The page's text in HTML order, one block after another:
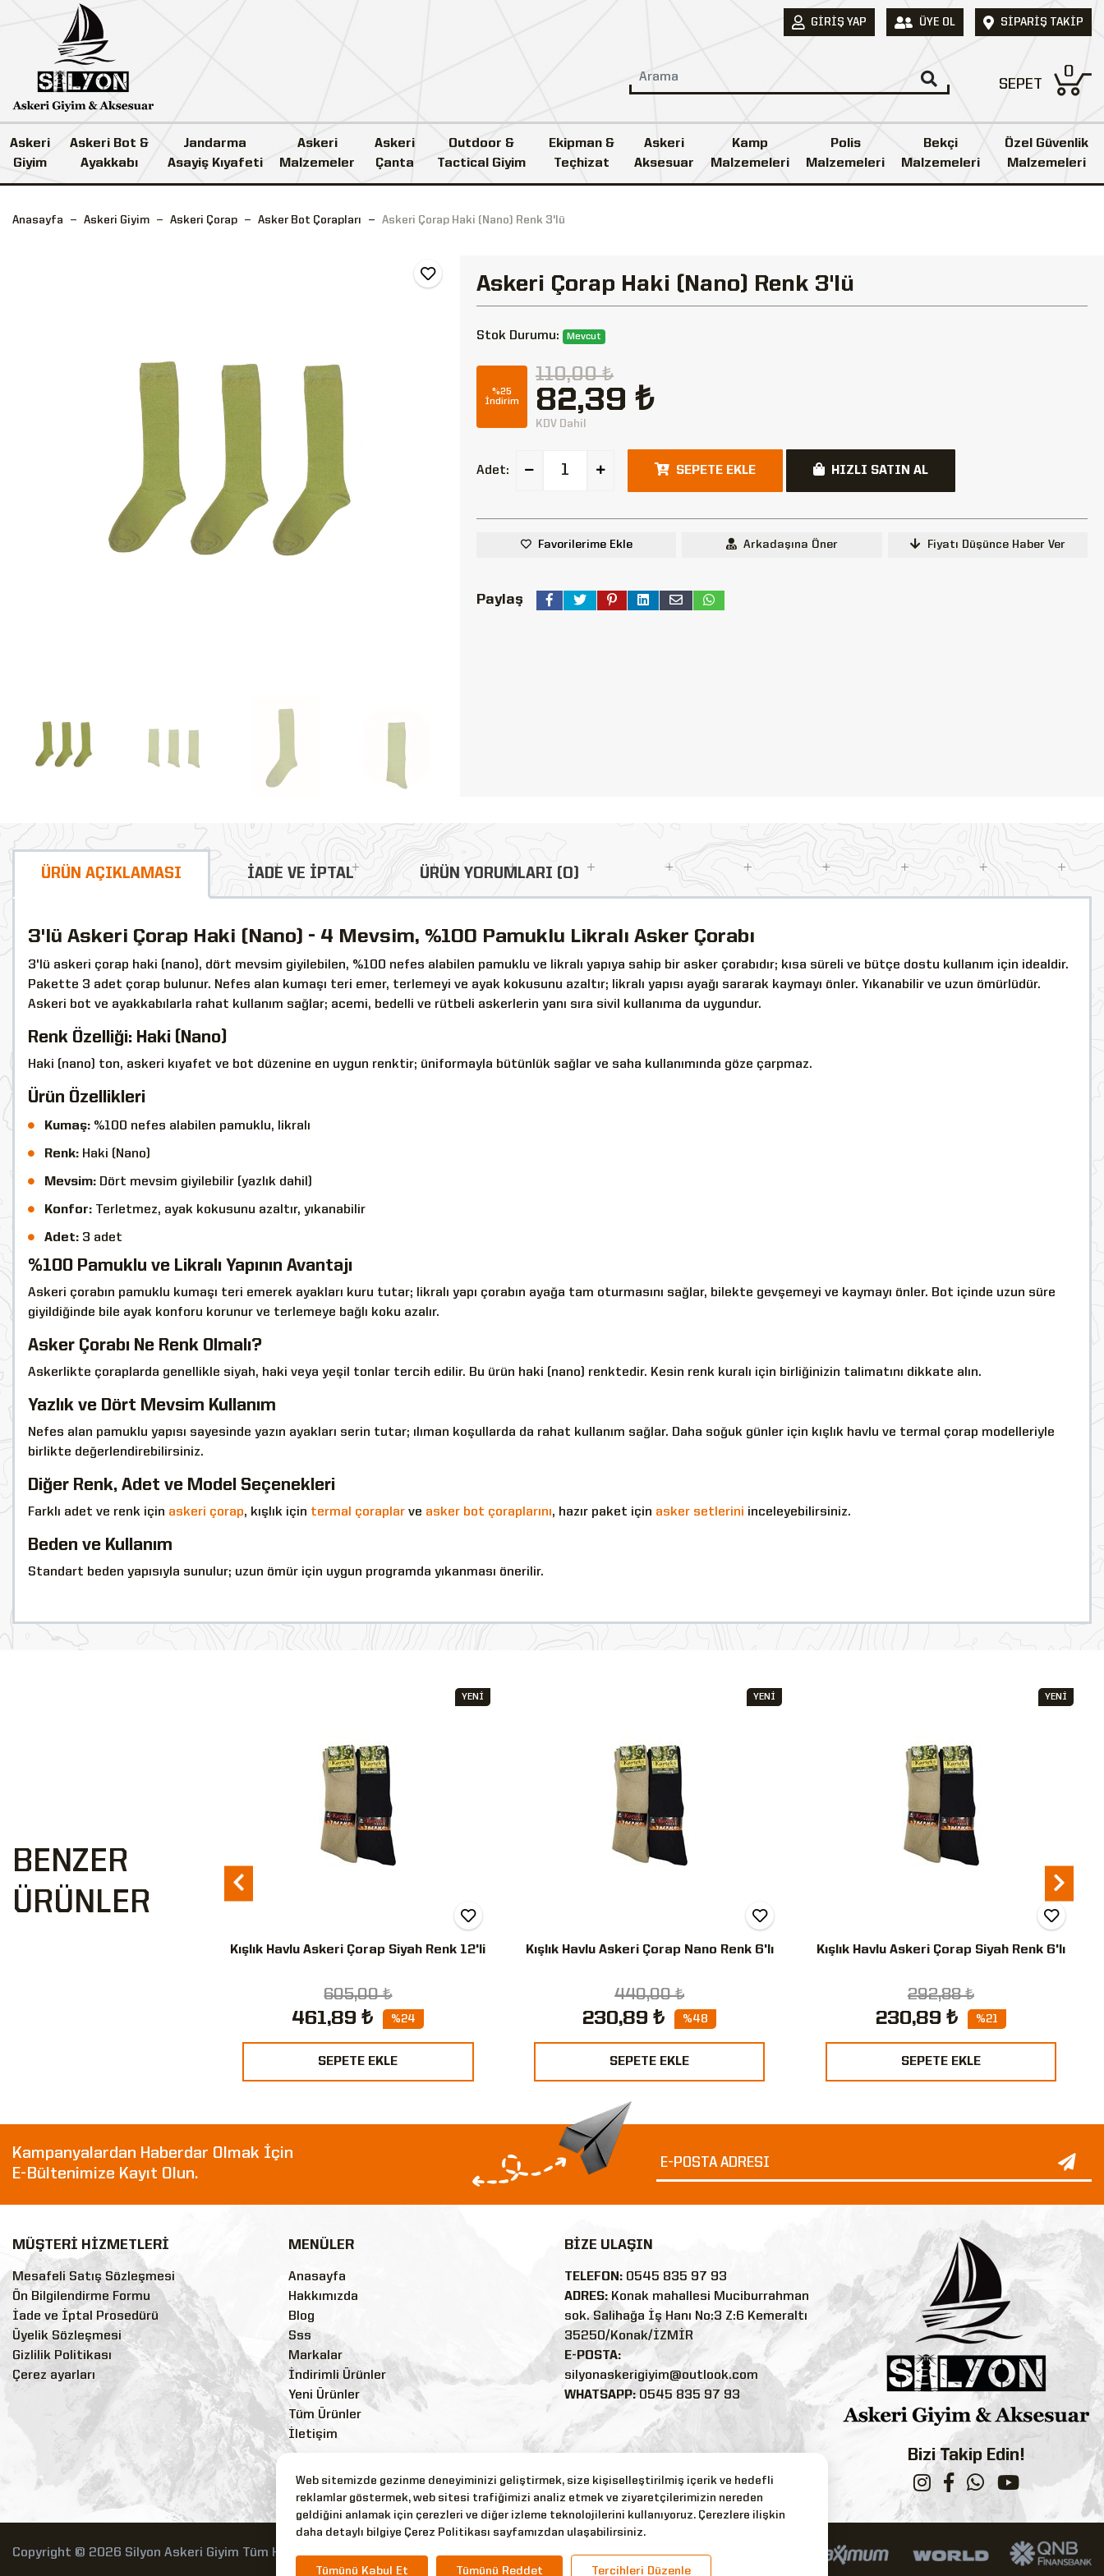
Web sitemizde gezinme deneyiminizi geliştirmek, size kişiselleştirilmiş içerik ve hedefli
reklamlar göstermek, web sitesi trafiğimizi analiz etmek ve ziyaretçilerimizin nereden
geldiğini anlamak için çerezleri ve diğer izleme teknolojilerini kullanıyoruz. Çerezlere ilişkin
daha detaylı bilgiye Çerez Politikası sayfamızdan ulaşabilirsiniz.
Tümünü Kabul Et Tümünü Reddet Tercihleri Düzenle
GIRIŞ YAP ÜYE OL SIPARIŞ TAKIP
SEPET
0
Askeri
Giyim
Askeri Bot &
Ayakkabı
Jandarma
Asayiş Kıyafeti
Askeri
Malzemeler
Askeri
Çanta
Outdoor &
Tactical Giyim
Ekipman &
Teçhizat
Askeri
Aksesuar
Kamp
Malzemeleri
Polis
Malzemeleri
Bekçi
Malzemeleri
Özel Güvenlik
Malzemeleri
Anasayfa Askeri Giyim Askeri Çorap Asker Bot Çorapları Askeri Çorap Haki (Nano) Renk 3'lü
Askeri Çorap Haki (Nano) Renk 3'lü
Stok Durumu: Mevcut
%25
İndirim
110,00 ₺
82,39 ₺
KDV Dahil
Adet: SEPETE EKLE HIZLI SATIN AL
Favorilerime Ekle Arkadaşına Öner Fiyatı Düşünce Haber Ver
Paylaş
ÜRÜN AÇIKLAMASI İADE VE İPTAL ÜRÜN YORUMLARI (0)
3'lü Askeri Çorap Haki (Nano) - 4 Mevsim, %100 Pamuklu Likralı Asker Çorabı
3'lü askeri çorap haki (nano), dört mevsim giyilebilen, %100 nefes alabilen pamuklu ve likralı yapıya sahip bir asker çorabıdır; kısa süreli ve bütçe dostu kullanım için idealdir.
Pakette 3 adet çorap bulunur. Nefes alan kumaşı teri emer, terlemeyi ve ayak kokusunu azaltır; likralı yapısı ayağı sararak kaymayı önler. Yıkanabilir ve uzun ömürlüdür.
Askeri bot ve ayakkabılarla rahat kullanım sağlar; acemi, bedelli ve rütbeli askerlerin yanı sıra sivil kullanıma da uygundur.
Renk Özelliği: Haki (Nano)
Haki (nano) ton, askeri kıyafet ve bot düzenine en uygun renktir; üniformayla bütünlük sağlar ve saha kullanımında göze çarpmaz.
Ürün Özellikleri
Kumaş: %100 nefes alabilen pamuklu, likralı
Renk: Haki (Nano)
Mevsim: Dört mevsim giyilebilir (yazlık dahil)
Konfor: Terletmez, ayak kokusunu azaltır, yıkanabilir
Adet: 3 adet
%100 Pamuklu ve Likralı Yapının Avantajı
Askeri çorabın pamuklu kumaşı teri emerek ayakları kuru tutar; likralı yapı çorabın ayağa tam oturmasını sağlar, bilekte gevşemeyi ve kaymayı önler. Bot içinde uzun süre
giyildiğinde bile ayak konforu korunur ve terlemeye bağlı koku azalır.
Asker Çorabı Ne Renk Olmalı?
Askerlikte çoraplarda genellikle siyah, haki veya yeşil tonlar tercih edilir. Bu ürün haki (nano) renktedir. Kesin renk kuralı için birliğinizin talimatını dikkate alın.
Yazlık ve Dört Mevsim Kullanım
Nefes alan pamuklu yapısı sayesinde yazın ayakları serin tutar; ılıman koşullarda da rahat kullanım sağlar. Daha soğuk günler için kışlık havlu ve termal çorap modelleriyle
birlikte değerlendirebilirsiniz.
Diğer Renk, Adet ve Model Seçenekleri
Farklı adet ve renk için askeri çorap, kışlık için termal çoraplar ve asker bot çoraplarını, hazır paket için asker setlerini inceleyebilirsiniz.
Beden ve Kullanım
Standart beden yapısıyla sunulur; uzun ömür için uygun programda yıkanması önerilir.
BENZER
ÜRÜNLER
Kışlık Havlu Askeri Çorap Siyah Renk 12'li
605,00 ₺
461,89 ₺ %24
SEPETE EKLE
YENİ
Kışlık Havlu Askeri Çorap Nano Renk 6'lı
440,00 ₺
230,89 ₺ %48
SEPETE EKLE
YENİ
Kışlık Havlu Askeri Çorap Siyah Renk 6'lı
292,88 ₺
230,89 ₺ %21
SEPETE EKLE
YENİ
Kampanyalardan Haberdar Olmak İçin
E-Bültenimize Kayıt Olun.
MÜŞTERİ HİZMETLERİ
Mesafeli Satış Sözleşmesi
Ön Bilgilendirme Formu
İade ve İptal Prosedürü
Üyelik Sözleşmesi
Gizlilik Politikası
Çerez ayarları
MENÜLER
Anasayfa
Hakkımızda
Blog
Sss
Markalar
İndirimli Ürünler
Yeni Ürünler
Tüm Ürünler
İletişim
BİZE ULAŞIN
TELEFON: 0545 835 97 93
ADRES:Konak mahallesi Muciburrahman
sok. Salihağa İş Hanı No:3 Z:6 Kemeraltı
35250/Konak/İZMİR
E-POSTA:
silyonaskerigiyim@outlook.com
WHATSAPP: 0545 835 97 93
Bizi Takip Edin!
Copyright © 2026 Silyon Askeri Giyim Tüm Hakları Saklıdır.